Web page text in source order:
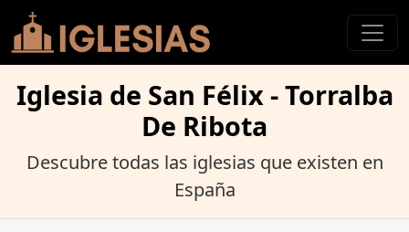
Iglesia de San Félix - Torralba
De Ribota
Descubre todas las iglesias que existen en
España